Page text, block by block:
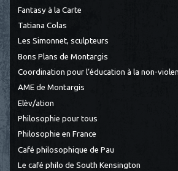
Fantasy à la Carte
Tatiana Colas
Les Simonnet, sculpteurs
Bons Plans de Montargis
Coordination pour l’éducation à la non-
AME de Montargis
Elèv/ation
Philosophie pour tous
Philosophie en France
Café philosophique de Pau
Le café philo de South Kensington